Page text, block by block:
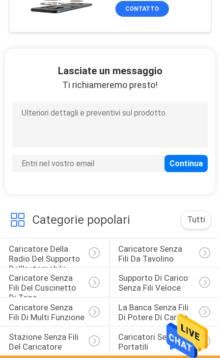
tipo C Oem15W 10W di
vendita calda
CONTATTO
Lasciate un messaggio
Ti richiameremo presto!
Categorie popolari Tutti
Caricatore Della
Radio Del Supporto
Dell'automobile
Caricatore Senza
Fili Da Tavolino
Caricatore Senza
Fili Del Cuscinetto
Di Topo
Supporto Di Carico
Senza Fili Veloce
Caricatore Senza
Fili Di Multi Funzione
La Banca Senza Fili
Di Potere Di Carico
Stazione Senza Fili
Del Caricatore
Caricatori Senza Fili
Portatili